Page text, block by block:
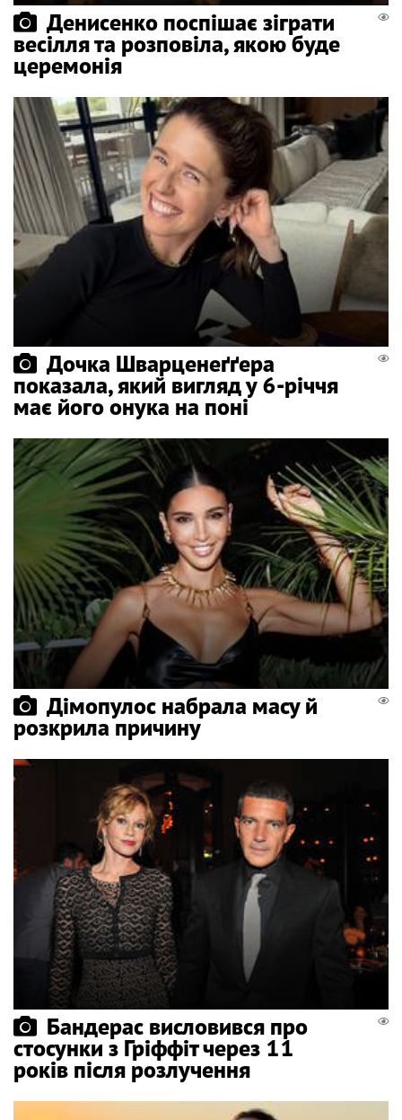
Денисенко поспішає зіграти
весілля та розповіла, якою буде
церемонія
Дочка Шварценеґґера
показала, який вигляд у 6-річчя
має його онука на поні
Дімопулос набрала масу й
розкрила причину
Бандерас висловився про
стосунки з Гріффіт через 11
років після розлучення